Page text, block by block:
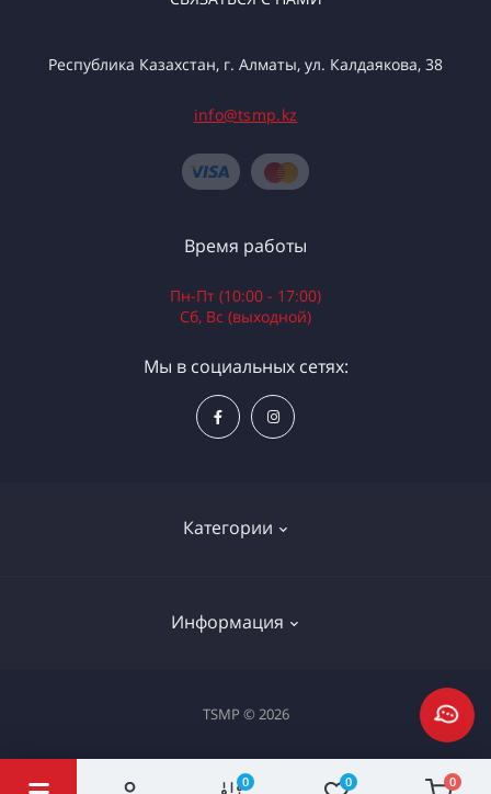
0 0 0
Республика Казахстан, г. Алматы, ул. Калдаякова, 38
info@tsmp.kz
Категории
Электроинструменты
Информация
Доставка и оплата
Политика конфиденциальности
Время работы
Пн-Пт (10:00 - 17:00)
Сб, Вс (выходной)
Мы в социальных сетях:
TSMP © 2026